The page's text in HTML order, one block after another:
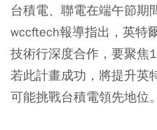
台積電、聯電在端午節期
wccftech報導指出，英特
技術行深度合作，要聚焦
若此計畫成功，將提升英
可能挑戰台積電領先地位。